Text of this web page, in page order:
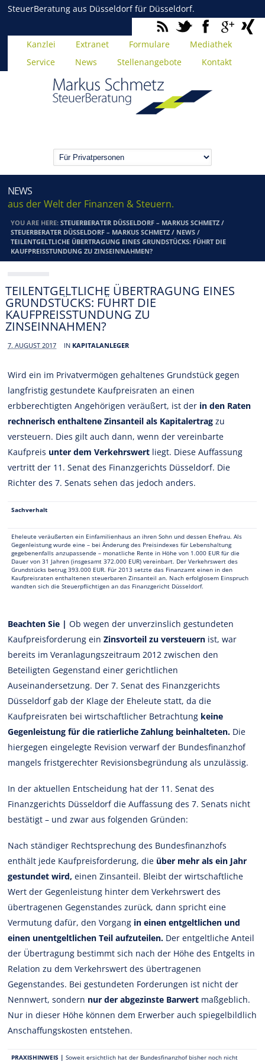
SteuerBeratung aus Düsseldorf für Düsseldorf.
Kanzlei Extranet Formulare
Mediathek
Service
News Stellenangebote Kontakt
NEWS
aus der Welt der Finanzen & Steuern.
YOU ARE HERE:STEUERBERATER DÜSSELDORF – MARKUS SCHMETZ /
STEUERBERATER DÜSSELDORF – MARKUS SCHMETZ / NEWS /
TEILENTGELTLICHE ÜBERTRAGUNG EINES GRUNDSTÜCKS: FÜHRT DIE
KAUFPREISSTUNDUNG ZU ZINSEINNAHMEN?
TEILENTGELTLICHE ÜBERTRAGUNG EINES
GRUNDSTÜCKS: FÜHRT DIE
KAUFPREISSTUNDUNG ZU
ZINSEINNAHMEN?
7. AUGUST 2017 IN KAPITALANLEGER
Wird ein im Privatvermögen gehaltenes Grundstück gegen
langfristig gestundete Kaufpreisraten an einen
erbberechtigten Angehörigen veräußert, ist der in den Raten
rechnerisch enthaltene Zinsanteil als Kapitalertrag zu
versteuern. Dies gilt auch dann, wenn der vereinbarte
Kaufpreis unter dem Verkehrswert liegt. Diese Auffassung
vertritt der 11. Senat des Finanzgerichts Düsseldorf. Die
Richter des 7. Senats sehen das jedoch anders.
Sachverhalt
Eheleute veräußerten ein Einfamilienhaus an ihren Sohn und dessen Ehefrau. Als
Gegenleistung wurde eine – bei Änderung des Preisindexes für Lebenshaltung
gegebenenfalls anzupassende – monatliche Rente in Höhe von 1.000 EUR für die
Dauer von 31 Jahren (insgesamt 372.000 EUR) vereinbart. Der Verkehrswert des
Grundstücks betrug 393.000 EUR. Für 2013 setzte das Finanzamt einen in den
Kaufpreisraten enthaltenen steuerbaren Zinsanteil an. Nach erfolglosem Einspruch
wandten sich die Steuerpflichtigen an das Finanzgericht Düsseldorf.
Beachten Sie |Ob wegen der unverzinslich gestundeten
Kaufpreisforderung einZinsvorteil zu versteuern ist, war
bereits im Veranlagungszeitraum 2012 zwischen den
Beteiligten Gegenstand einer gerichtlichen
Auseinandersetzung. Der 7. Senat des Finanzgerichts
Düsseldorf gab der Klage der Eheleute statt, da die
Kaufpreisraten bei wirtschaftlicher Betrachtung keine
Gegenleistung für die ratierliche Zahlung beinhalteten. Die
hiergegen eingelegte Revision verwarf der Bundesfinanzhof
mangels fristgerechter Revisionsbegründung als unzulässig.
In der aktuellen Entscheidung hat der 11. Senat des
Finanzgerichts Düsseldorf die Auffassung des 7. Senats nicht
bestätigt – und zwar aus folgenden Gründen:
Nach ständiger Rechtsprechung des Bundesfinanzhofs
enthält jede Kaufpreisforderung, die über mehr als ein Jahr
gestundet wird, einen Zinsanteil. Bleibt der wirtschaftliche
Wert der Gegenleistung hinter dem Verkehrswert des
übertragenen Gegenstandes zurück, dann spricht eine
Vermutung dafür, den Vorgang in einen entgeltlichen und
einen unentgeltlichen Teil aufzuteilen. Der entgeltliche Anteil
der Übertragung bestimmt sich nach der Höhe des Entgelts in
Relation zu dem Verkehrswert des übertragenen
Gegenstandes. Bei gestundeten Forderungen ist nicht der
Nennwert, sondern nur der abgezinste Barwert maßgeblich.
Nur in dieser Höhe können dem Erwerber auch spiegelbildlich
Anschaffungskosten entstehen.
PRAXISHINWEIS | Soweit ersichtlich hat der Bundesfinanzhof bisher noch nicht